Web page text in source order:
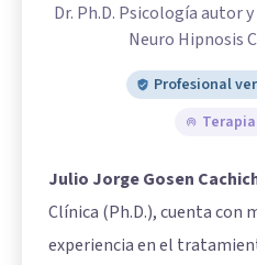
Dr. Ph.D. Psicología autor
Neuro Hipnosis
Profesional
Julio Jorge Gosen
Clínica (Ph.D.), cuenta con
experiencia en el